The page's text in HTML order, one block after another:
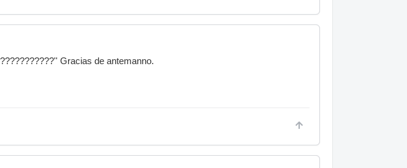
Gracias de antemanno.